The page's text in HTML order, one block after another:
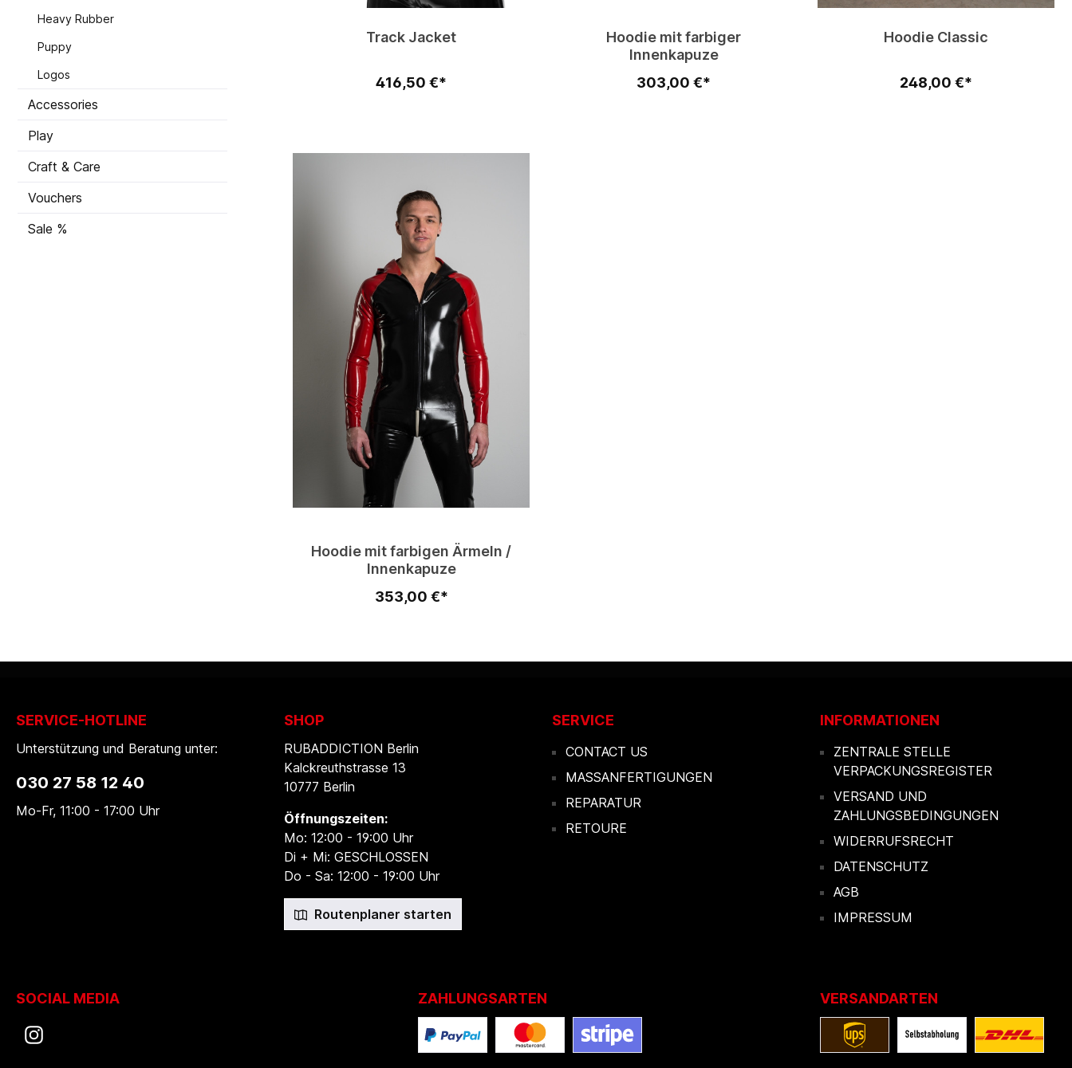
Heavy Rubber
Puppy
Logos
Accessories
Play
Craft & Care
Vouchers
Sale %
Track Jacket
416,50 €*
Hoodie mit farbiger
Innenkapuze
303,00 €*
Hoodie Classic
248,00 €*
Hoodie mit farbigen Ärmeln /
Innenkapuze
353,00 €*
SHOP
RUBADDICTION Berlin
Kalckreuthstrasse 13
10777 Berlin
Öffnungszeiten:
Mo: 12:00 - 19:00 Uhr
Di + Mi: GESCHLOSSEN
Do - Sa: 12:00 - 19:00 Uhr
Routenplaner starten
SERVICE
CONTACT US
MASSANFERTIGUNGEN
REPARATUR
RETOURE
INFORMATIONEN
ZENTRALE STELLE
VERPACKUNGSREGISTER
VERSAND UND
ZAHLUNGSBEDINGUNGEN
WIDERRUFSRECHT
DATENSCHUTZ
AGB
IMPRESSUM
SERVICE-HOTLINE
Unterstützung und Beratung unter:
030 27 58 12 40
Mo-Fr, 11:00 - 17:00 Uhr
SOCIAL MEDIA ZAHLUNGSARTEN VERSANDARTEN